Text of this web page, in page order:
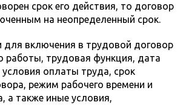
срок его действия, то договор
на неопределенный срок.
для включения в трудовой договор
работы, трудовая функция, дата
оплаты труда, срок
режим рабочего времени и
а также иные условия,